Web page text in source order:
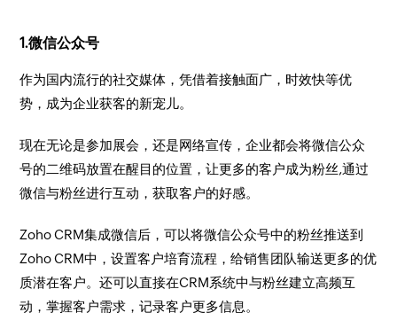
1.微信公众号
作为国内流行的社交媒体，凭借着接触面广，时效快等优
势，成为企业获客的新宠儿。
现在无论是参加展会，还是网络宣传，企业都会将微信公众
号的二维码放置在醒目的位置，让更多的客户成为粉丝,通过
微信与粉丝进行互动，获取客户的好感。
Zoho CRM集成微信后，可以将微信公众号中的粉丝推送到
Zoho CRM中，设置客户培育流程，给销售团队输送更多的优
质潜在客户。还可以直接在CRM系统中与粉丝建立高频互
动，掌握客户需求，记录客户更多信息。